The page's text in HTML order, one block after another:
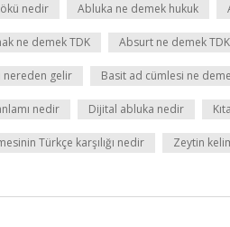
nedir Abluka ne demek hukuk
ne demek TDK Absurt ne demek TDK
nereden gelir Basit ad cümlesi ne
nedir Dijital abluka nedir
Türkçe karşılığı nedir Zeytin